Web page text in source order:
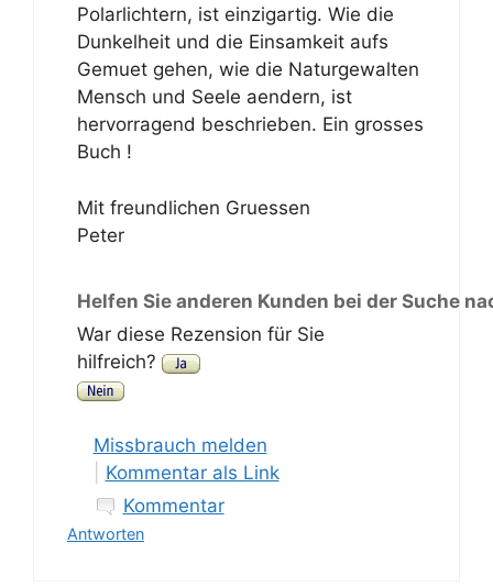
Polarlichtern, ist einzigartig. Wie die
Dunkelheit und die Einsamkeit aufs
Gemuet gehen, wie die Naturgewalten
Mensch und Seele aendern, ist
hervorragend beschrieben. Ein grosses
Buch !
Mit freundlichen Gruessen
Peter
Helfen Sie anderen Kunden bei der Suche
War diese Rezension für Sie
hilfreich?
Missbrauch melden
Kommentar als Link
Kommentar
Antworten